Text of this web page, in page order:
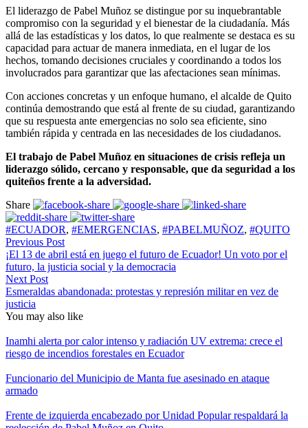
El liderazgo de Pabel Muñoz se distingue por su inquebrantable
compromiso con la seguridad y el bienestar de la ciudadanía. Más
allá de las estadísticas y los datos, lo que realmente se destaca es su
capacidad para actuar de manera inmediata, en el lugar de los
hechos, tomando decisiones cruciales y coordinando a todos los
involucrados para garantizar que las afectaciones sean mínimas.
Con acciones concretas y un enfoque humano, el alcalde de Quito
continúa demostrando que está al frente de su ciudad, garantizando
que su respuesta ante emergencias no solo sea eficiente, sino
también rápida y centrada en las necesidades de los ciudadanos.
El trabajo de Pabel Muñoz en situaciones de crisis refleja un
liderazgo sólido, cercano y responsable, que da seguridad a los
quiteños frente a la adversidad.
Share
#ECUADOR, #EMERGENCIAS, #PABELMUÑOZ, #QUITO
Previous Post
¡El 13 de abril está en juego el futuro de Ecuador! Un voto por el
futuro, la justicia social y la democracia
Next Post
Esmeraldas abandonada: protestas y represión militar en vez de
justicia
You may also like
Inamhi alerta por calor intenso y radiación UV extrema: crece el
riesgo de incendios forestales en Ecuador
Funcionario del Municipio de Manta fue asesinado en ataque
armado
Frente de izquierda encabezado por Unidad Popular respaldará la